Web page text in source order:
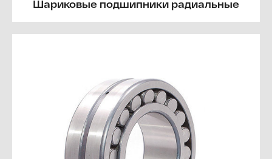
Шариковые подшипники радиальные